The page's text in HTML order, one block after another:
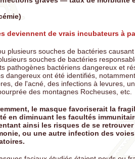
deviennent de vrais incubateurs à
plusieurs souches de bactéries causant
souches de bactéries
pathogènes bactériens dangereux et
dangereux ont été identifiés,
de l'acné, des infections à levures,
des montagnes Rocheuses, etc.
le masque favoriserait la
en diminuant les facultés
ainsi les risques de se retrouver
ou une autre infection des voies